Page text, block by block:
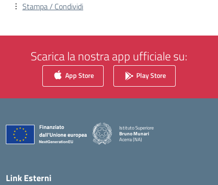
Stampa / Condividi
Scarica la nostra app ufficiale su:
App Store Play Store
Istituto Superiore
Bruno Munari
Acerra (NA)
Link Esterni